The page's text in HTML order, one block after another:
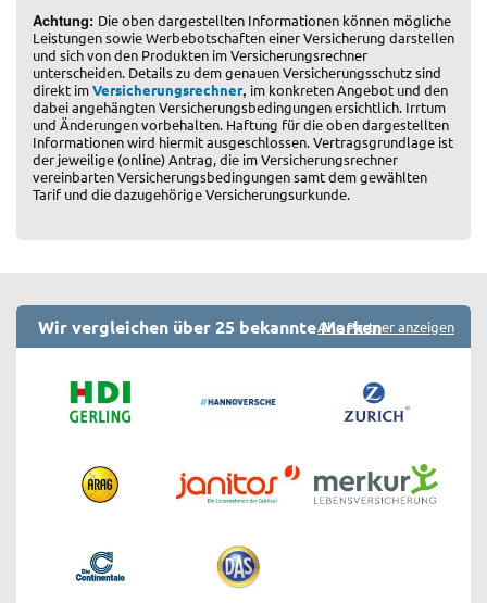
Achtung: Die oben dargestellten Informationen können mögliche
Leistungen sowie Werbebotschaften einer Versicherung darstellen
und sich von den Produkten im Versicherungsrechner
unterscheiden. Details zu dem genauen Versicherungsschutz sind
direkt imVersicherungsrechner, im konkreten Angebot und den
dabei angehängten Versicherungsbedingungen ersichtlich. Irrtum
und Änderungen vorbehalten. Haftung für die oben dargestellten
Informationen wird hiermit ausgeschlossen. Vertragsgrundlage ist
der jeweilige (online) Antrag, die im Versicherungsrechner
vereinbarten Versicherungsbedingungen samt dem gewählten
Tarif und die dazugehörige Versicherungsurkunde.
Wir vergleichen über 25 bekannte MarkenAlle Partner anzeigen